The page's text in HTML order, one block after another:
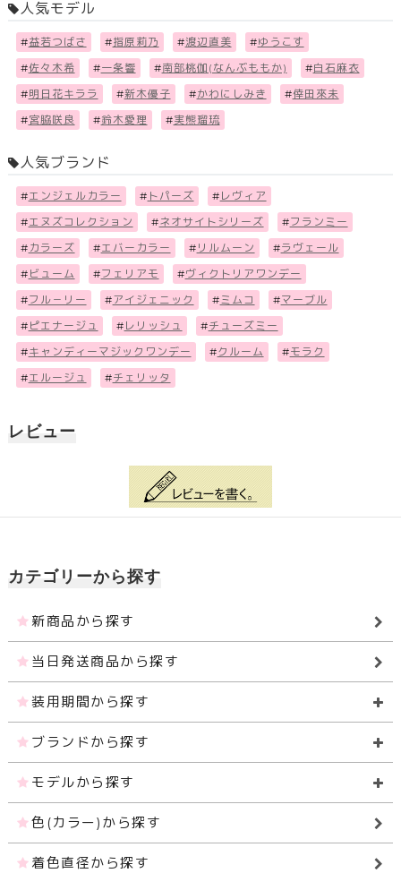
人気モデル
#益若つばさ #指原莉乃 #渡辺直美 #ゆうこす
#佐々木希 #一条響 #南部桃伽(なんぶももか) #白石麻衣
#明日花キララ #新木優子 #かわにしみき #倖田來未
#宮脇咲良 #鈴木愛理 #実熊瑠琉
人気ブランド
#エンジェルカラー # トパーズ # レヴィア
#エヌズコレクション #ネオサイトシリーズ #フランミー
# カラーズ #エバーカラー # リルムーン #ラヴェール
# ビューム #フェリアモ #ヴィクトリアワンデー
#フル－リー #アイジェニック #ミムコ #マーブル
# ピエナージュ # レリッシュ #チューズミー
#キャンディーマジックワンデー #クルーム #モラク
#エルージュ #チェリッタ
レビュー
カテゴリーから探す
新商品から探す
当日発送商品から探す
装用期間から探す
ブランドから探す
モデルから探す
色(カラー)から探す
着色直径から探す